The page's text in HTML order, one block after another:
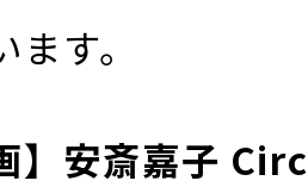
す。
】安斎嘉子